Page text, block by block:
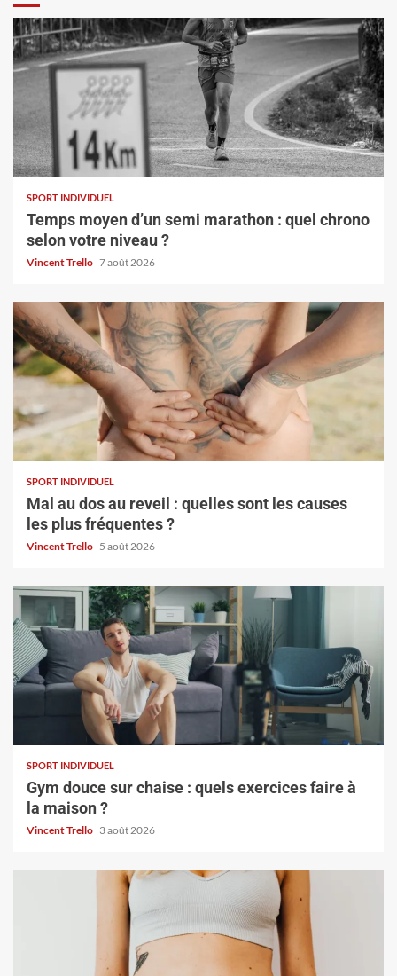
SPORT INDIVIDUEL
Temps moyen d’un semi marathon : quel chrono
selon votre niveau ?
Vincent Trello 7 août 2026
SPORT INDIVIDUEL
Mal au dos au reveil : quelles sont les causes
les plus fréquentes ?
Vincent Trello 5 août 2026
SPORT INDIVIDUEL
Gym douce sur chaise : quels exercices faire à
la maison ?
Vincent Trello 3 août 2026